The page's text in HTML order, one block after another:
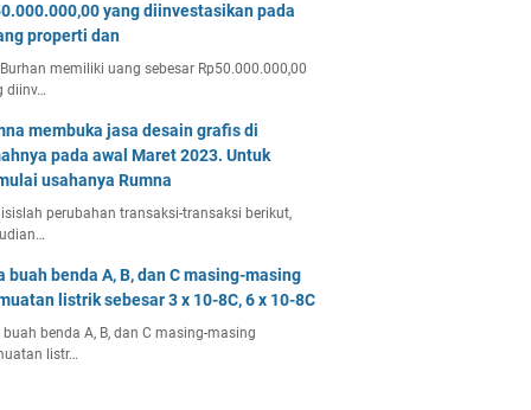
yang diinvestasikan pada
properti dan
memiliki uang sebesar Rp50.000.000,00
diinv…
membuka jasa desain grafis di
pada awal Maret 2023. Untuk
usahanya Rumna
perubahan transaksi-transaksi berikut,
buah benda A, B, dan C masing-masing
listrik sebesar 3 x 10-8C, 6 x 10-8C
buah benda A, B, dan C masing-masing
listr…